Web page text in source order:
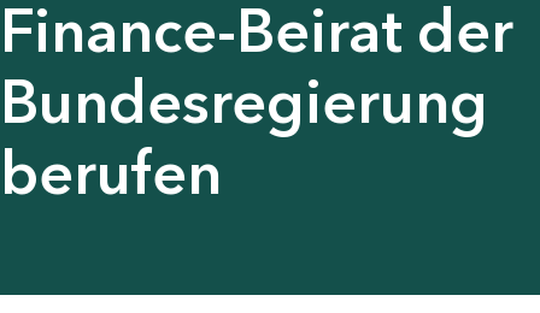
Finance-Beirat der
Bundesregierung
berufen